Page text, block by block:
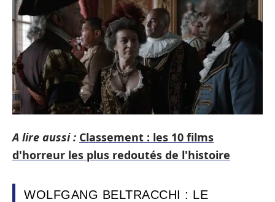
A lire aussi : Classement : les 10 films
d'horreur les plus redoutés de l'histoire
WOLFGANG BELTRACCHI : LE